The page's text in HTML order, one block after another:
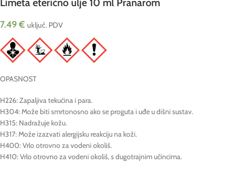
Limeta eterično ulje 10 ml Pranarom
7.49€ uključ. PDV
OPASNOST
H226: Zapaljiva tekućina i para.
H304: Može biti smrtonosno ako se proguta i uđe u dišni sustav.
H315: Nadražuje kožu.
H317: Može izazvati alergijsku reakciju na koži.
H400: Vrlo otrovno za vodeni okoliš.
H410: Vrlo otrovno za vodeni okoliš, s dugotrajnim učincima.